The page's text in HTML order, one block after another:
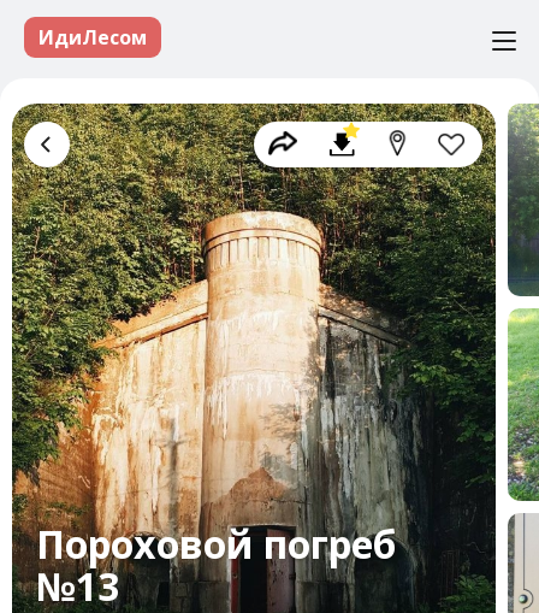
ИдиЛесом
Пороховой погреб
№13